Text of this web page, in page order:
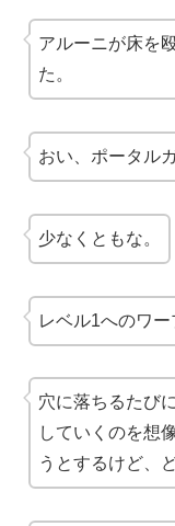
アルーニが床を
た。
おい、 ポータル
少なくともな。
レベル1へのワー
穴に落ちるたび
していくのを想
うとするけど、